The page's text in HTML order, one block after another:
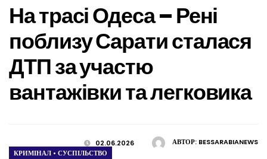
На трасі Одеса – Рені
поблизу Сарати сталася
ДТП за участю
вантажівки та легковика
АВТОР: BESSARABIANEWS
02.06.2026
КРИМІНАЛ • СУСПІЛЬСТВО